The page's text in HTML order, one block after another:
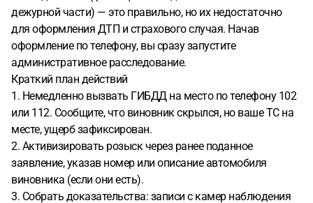
дежурной части) — это правильно, но их недостаточно
для оформления ДТП и страхового случая. Начав
оформление по телефону, вы сразу запустите
административное расследование.
Краткий план действий
1. Немедленно вызвать ГИБДД на место по телефону 102
или 112. Сообщите, что виновник скрылся, но ваше ТС на
месте, ущерб зафиксирован.
2. Активизировать розыск через ранее поданное
заявление, указав номер или описание автомобиля
виновника (если они есть).
3. Собрать доказательства: записи с камер наблюдения